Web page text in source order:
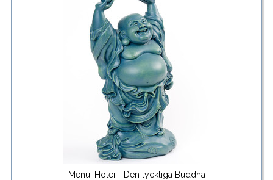
Menu: Hotei - Den lyckliga Buddha